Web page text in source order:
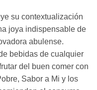
su contextualización
joya indispensable de
abulense.
bebidas de cualquier
del buen comer con
Sabor a Mi y los